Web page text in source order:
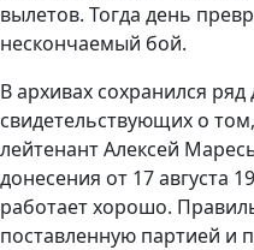
вылетов. Тогда день
нескончаемый бой.
В архивах сохранился ряд
свидетельствующих о
лейтенант Алексей
донесения от 17 августа
работает хорошо.
поставленную партией и